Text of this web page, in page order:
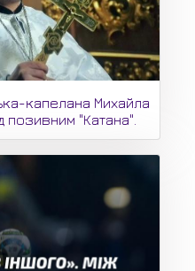
капелана Михайла
позивним "Катана".